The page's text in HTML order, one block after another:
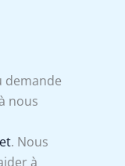
demande
nous
. Nous
à